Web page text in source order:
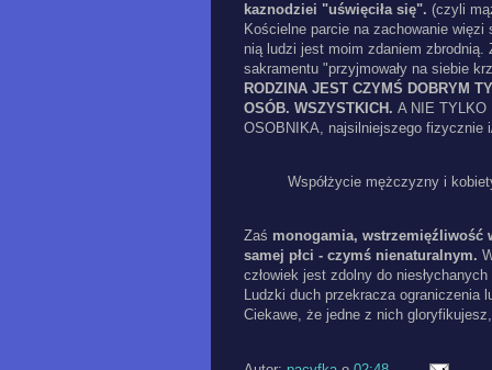
kaznodziei "uświęciła się". (czyli
Kościelne parcie na zachowanie
nią ludzi jest moim zdaniem
sakramentu "przyjmowały na siebie
RODZINA JEST CZYMŚ DOBRYM
OSÓB. WSZYSTKICH. A NIE TYLKO
OSOBNIKA, najsilniejszego fizycznie
Współżycie mężczyzny i
Zaś monogamia, wstrzemięźliwość
samej płci - czymś nienaturalnym.
człowiek jest zdolny do
Ludzki duch przekracza ograniczenia
Ciekawe, że jedne z nich